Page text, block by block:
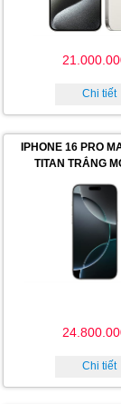
Chi tiết
IPHONE 16 PRO
TITAN TRẮNG
Chi tiết